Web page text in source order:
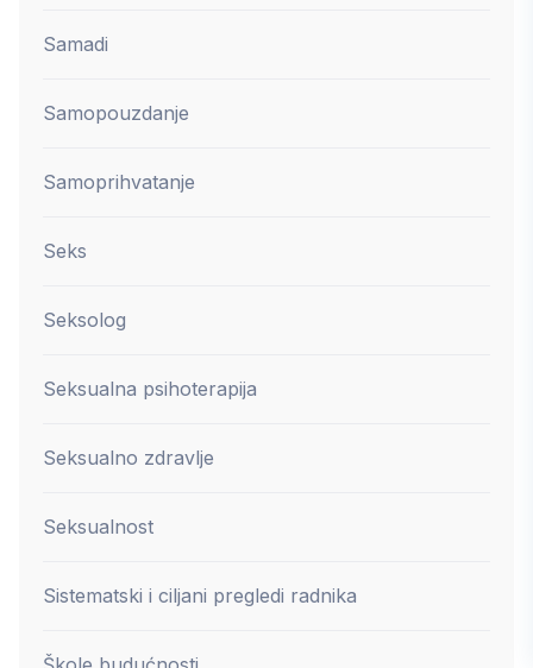
Samadi
Samopouzdanje
Samoprihvatanje
Seks
Seksolog
Seksualna psihoterapija
Seksualno zdravlje
Seksualnost
Sistematski i ciljani pregledi radnika